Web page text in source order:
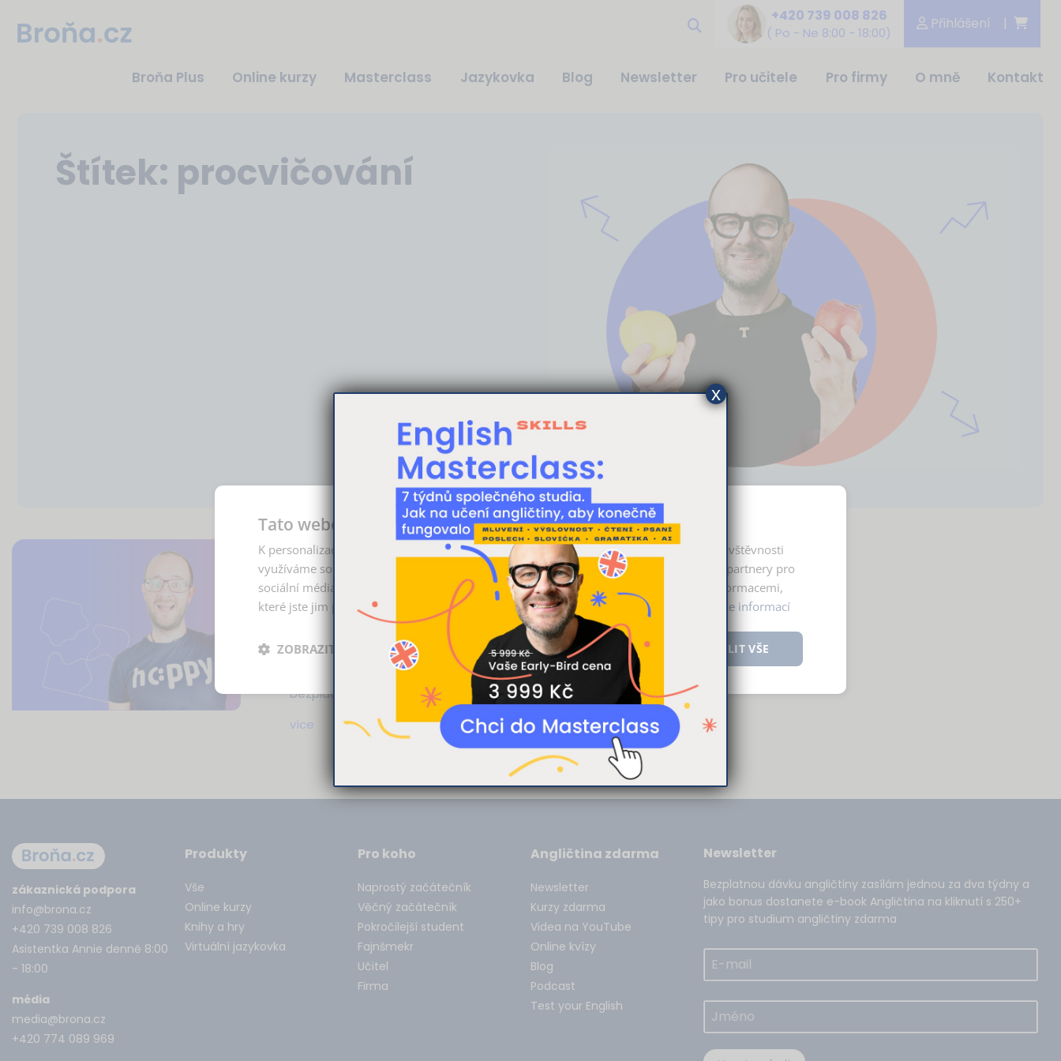
+420 739 008 826
( Po - Ne 8:00 - 18:00) Přihlášení |
Broňa Plus Online kurzy Masterclass Jazykovka Blog Newsletter Pro učitele Pro firmy O mně Kontakt
Štítek: procvičování
7 tipů, jak si zlepšit angličtinu díky umělé inteligenci
chyby procvičování psaní
vychytávky
Procvičujte zdarma psaní, otestujte si znalosti gramatiky nebo si nechte
zjednodušit text. Učení angličtiny je zase o pořádný kus snadnější. Do hry totiž
vstupuje umělá inteligence. Podíváme se na 7 způsobů, jak vám poslouží jako
bezplatný učitel angličtiny připravený 24/7 na vaše otázky a potřeby.
více
zákaznická podpora
info@brona.cz
+420 739 008 826
Asistentka Annie denně 8:00
- 18:00
média
media@brona.cz
+420 774 089 969
Produkty
Vše
Online kurzy
Knihy a hry
Virtuální jazykovka
Pro koho
Naprostý začátečník
Věčný začátečník
Pokročilejší student
Fajnšmekr
Učitel
Firma
Angličtina zdarma
Newsletter
Kurzy zdarma
Videa na YouTube
Online kvízy
Blog
Podcast
Test your English
Newsletter
Bezplatnou dávku angličtiny zasílám jednou za dva týdny a
jako bonus dostanete e-book Angličtina na kliknutí s 250+
tipy pro studium angličtiny zdarma
x
Tato webová stránka používá cookies
K personalizaci obsahu a reklam, poskytování funkcí sociálních médií a analýze naší návštěvnosti
využíváme soubory cookie. Informace o tom, jak náš web používáte, sdílíme se svými partnery pro
sociální média, inzerci a analýzy. Partneři tyto údaje mohou zkombinovat s dalšími informacemi,
které jste jim poskytli nebo které získali v důsledku toho, že používáte jejich služby.
Více informací
POVOLIT VŠE
ODMÍTNOUT
ZOBRAZIT PODROBNOSTI